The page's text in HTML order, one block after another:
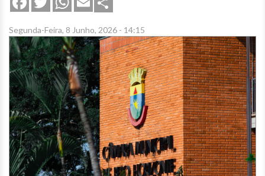
FacebookTwitterWhatsApp
Email
Segunda-Feira, 8 Junho, 2026 - 14:15